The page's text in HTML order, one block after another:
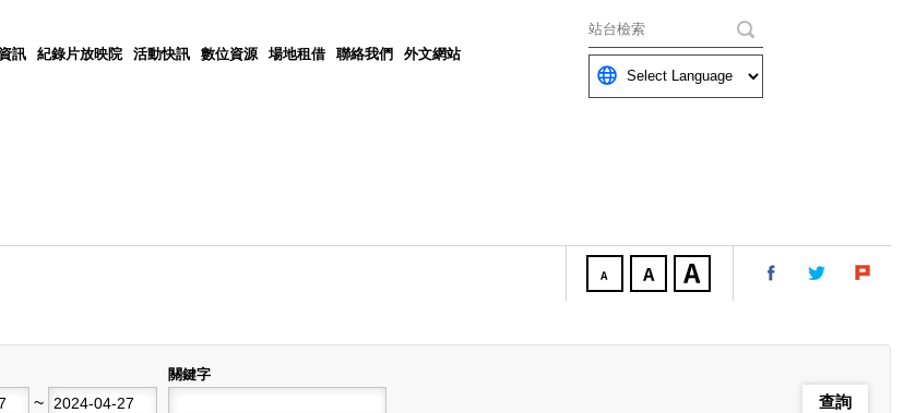
訊 紀錄片放映院 活動快訊 數位資源 場地租借 聯絡我們 外文網站
關鍵字
~
關鍵字